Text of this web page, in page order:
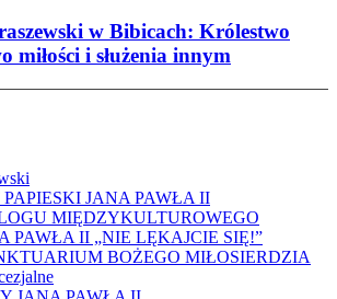
w Bibicach: Królestwo
miłości i służenia innym